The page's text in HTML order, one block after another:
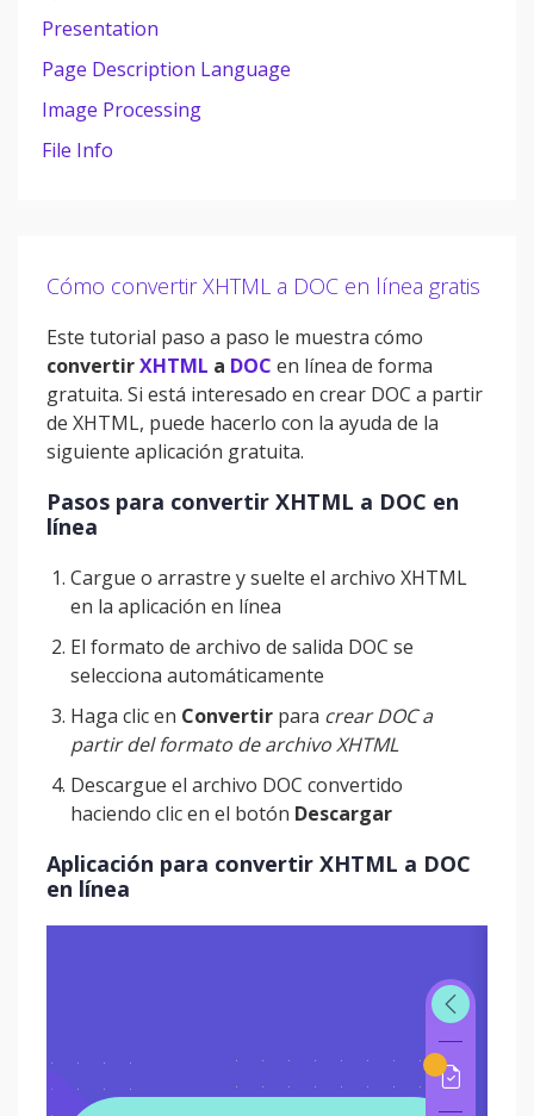
Presentation
Page Description Language
Image Processing
File Info
Cómo convertir XHTML a DOC en línea gratis
Este tutorial paso a paso le muestra cómo
convertirXHTML a DOC en línea de forma
gratuita. Si está interesado en crear DOC a partir
de XHTML, puede hacerlo con la ayuda de la
siguiente aplicación gratuita.
Pasos para convertir XHTML a DOC en
línea
Cargue o arrastre y suelte el archivo XHTML
en la aplicación en línea
El formato de archivo de salida DOC se
selecciona automáticamente
Haga clic en Convertir para crear DOC a
partir del formato de archivo XHTML
Descargue el archivo DOC convertido
haciendo clic en el botón Descargar
Aplicación para convertir XHTML a DOC
en línea